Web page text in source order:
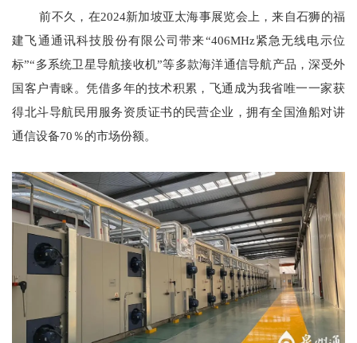
前不久，在2024新加坡亚太海事展览会上，来自石狮的福
建飞通通讯科技股份有限公司带来“406MHz紧急无线电示位
标”“多系统卫星导航接收机”等多款海洋通信导航产品，深受外
国客户青睐。凭借多年的技术积累，飞通成为我省唯一一家获
得北斗导航民用服务资质证书的民营企业，拥有全国渔船对讲
通信设备70％的市场份额。